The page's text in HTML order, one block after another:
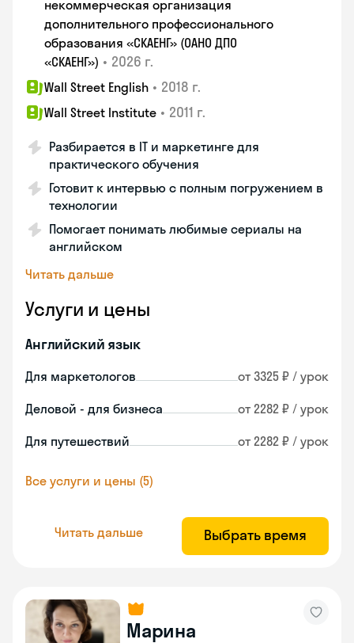
некоммерческая организация
дополнительного профессионального
образования «СКАЕНГ» (ОАНО ДПО
«СКАЕНГ») • 2026 г.
Wall Street English • 2018 г.
Wall Street Institute • 2011 г.
Разбирается в IT и маркетинге для
практического обучения
Готовит к интервью с полным погружением в
технологии
Помогает понимать любимые сериалы на
английском
Читать дальше
Услуги и цены
Английский язык
Для маркетологов от 3325 ₽ / урок
Деловой - для бизнеса от 2282 ₽ / урок
Для путешествий от 2282 ₽ / урок
Все услуги и цены (5)
Читать дальше Выбрать время
Марина